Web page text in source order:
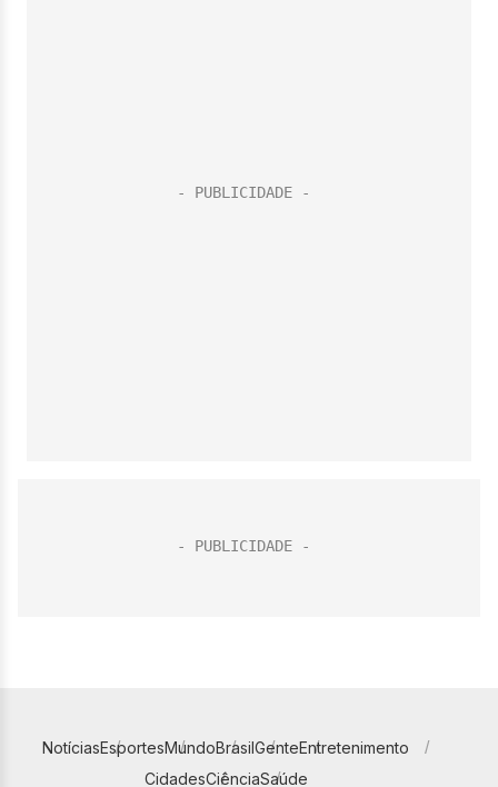
NotíciasEsportesMundoBrasilGenteEntretenimento
CidadesCiênciaSaúde